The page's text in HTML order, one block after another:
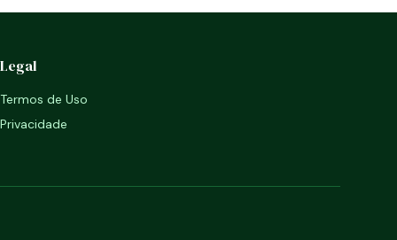
Legal
Termos de Uso
Privacidade